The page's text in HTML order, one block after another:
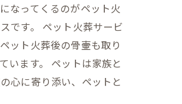
なってくるのがペット火
です。 ペット火葬サービ
ット火葬後の骨壷も取り
います。 ペットは家族と
心に寄り添い、ペットと